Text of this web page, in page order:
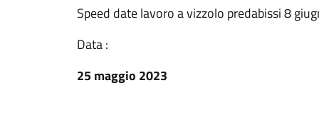
Speed date lavoro a vizzolo predabissi 8
Data :
25 maggio 2023